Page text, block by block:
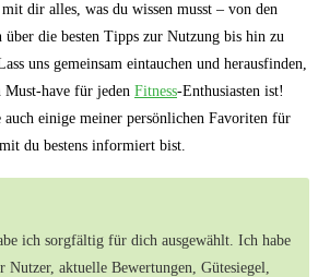
dir alles, was du wissen musst – von den
über die besten Tipps zur Nutzung bis hin zu
uns gemeinsam eintauchen und herausfinden,
have für jeden Fitness-Enthusiasten⁤ ist!
einige meiner persönlichen Favoriten für⁤
du bestens informiert bist.
ich sorgfältig⁤ für dich ausgewählt. Ich habe
Nutzer, ‌aktuelle Bewertungen, Gütesiegel,​